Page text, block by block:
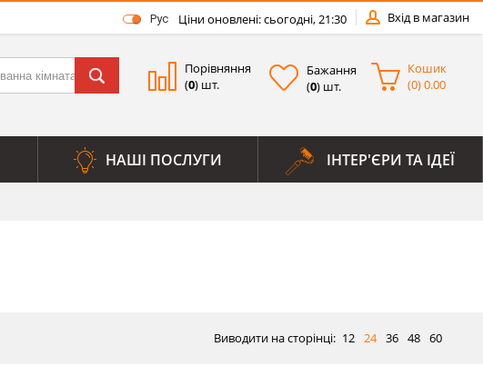
Ціни оновлені: сьогодні, 21:30 Вхід в магазин
Рус
Порівняння
(0) шт.
Бажання
(0) шт.
Кошик
(0)0.00
НАШІ ПОСЛУГИ ІНТЕР'ЄРИ ТА ІДЕЇ
Виводити на сторінці: 12 24 36 48 60